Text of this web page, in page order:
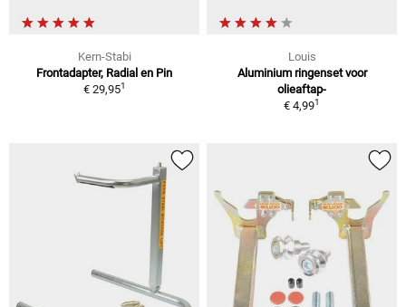
Kern-Stabi
Frontadapter, Radial en Pin
€ 29,951
Louis
Aluminium ringenset voor
olieaftap-
€ 4,991